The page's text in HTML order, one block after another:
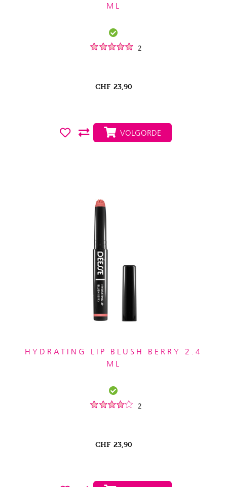
ML
2
CHF 23,90
VOLGORDE
HYDRATING LIP BLUSH BERRY 2.4
ML
2
CHF 23,90